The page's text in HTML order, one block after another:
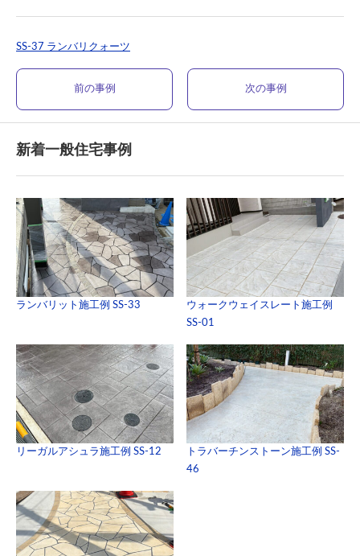
SS-37 ランバリクォーツ
前の事例 次の事例
新着一般住宅事例
ランバリット施工例 SS-33
ウォークウェイスレート施工例
SS-01
リーガルアシュラ施工例 SS-12
トラバーチンストーン施工例 SS-
46